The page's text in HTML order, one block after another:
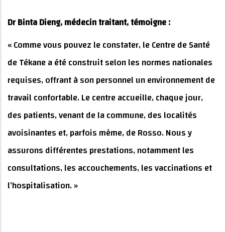
Dr Binta Dieng, médecin traitant, témoigne :
« Comme vous pouvez le constater, le Centre de Santé
de Tékane a été construit selon les normes nationales
requises, offrant à son personnel un environnement de
travail confortable. Le centre accueille, chaque jour,
des patients, venant de la commune, des localités
avoisinantes et, parfois même, de Rosso. Nous y
assurons différentes prestations, notamment les
consultations, les accouchements, les vaccinations et
l’hospitalisation. »